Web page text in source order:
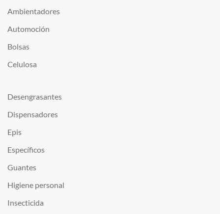
Ambientadores
Automoción
Bolsas
Celulosa
Desengrasantes
Dispensadores
Epis
Específicos
Guantes
Higiene personal
Insecticida